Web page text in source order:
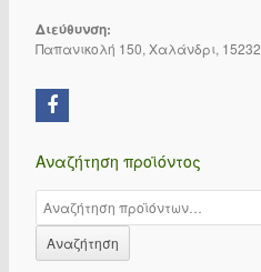
Διεύθυνση:
Παπανικολή 150, Χαλάνδρι, 15232
Αναζήτηση προϊόντος
Αναζήτηση για:
Αναζήτηση